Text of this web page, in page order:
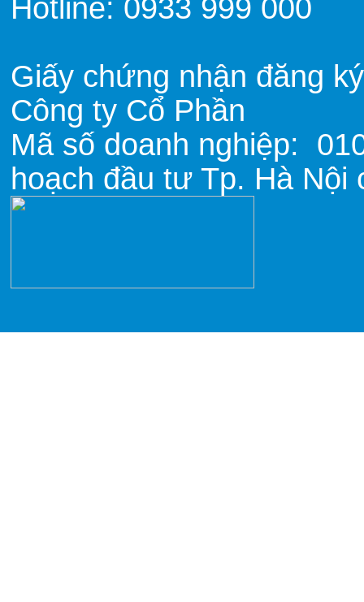
Hotline: 0933 999 000
Giấy chứng nhận đăng
Công ty Cổ Phần
Mã số doanh nghiệp:
hoạch đầu tư Tp. Hà Nội